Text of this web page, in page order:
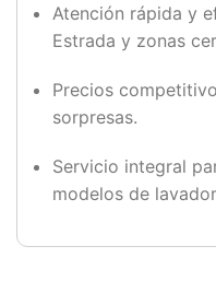
Atención rápida y
Estrada y zonas
Precios
sorpresas.
Servicio integral
modelos de